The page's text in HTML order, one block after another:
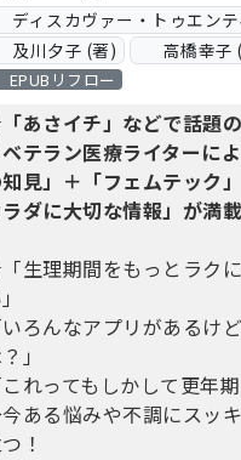
ディスカヴァー・トゥエン
及川夕子 (著)
高橋幸子
EPUBリフロー
あさイチ」などで話題
テラン医療ライターに
見」＋「フェムテック
ダに大切な情報」が満載
生理期間をもっとラク
いろんなアプリがあるけ
」
これってもしかして更年期
ある悩みや不調にスッ
！